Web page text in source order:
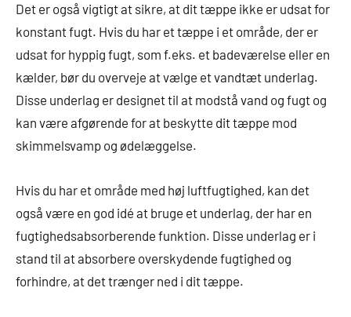
Det er også vigtigt at sikre, at dit tæppe ikke er udsat for
konstant fugt. Hvis du har et tæppe i et område, der er
udsat for hyppig fugt, som f.eks. et badeværelse eller en
kælder, bør du overveje at vælge et vandtæt underlag.
Disse underlag er designet til at modstå vand og fugt og
kan være afgørende for at beskytte dit tæppe mod
skimmelsvamp og ødelæggelse.
Hvis du har et område med høj luftfugtighed, kan det
også være en god idé at bruge et underlag, der har en
fugtighedsabsorberende funktion. Disse underlag er i
stand til at absorbere overskydende fugtighed og
forhindre, at det trænger ned i dit tæppe.